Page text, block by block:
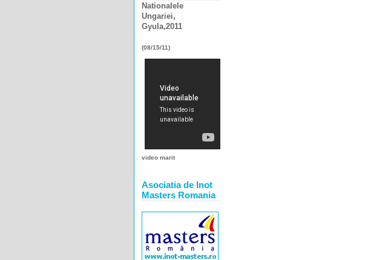
Nationalele
Ungariei,
Gyula,2011
(08/15/11)
video marit
Asociatia de Inot
Masters Romania